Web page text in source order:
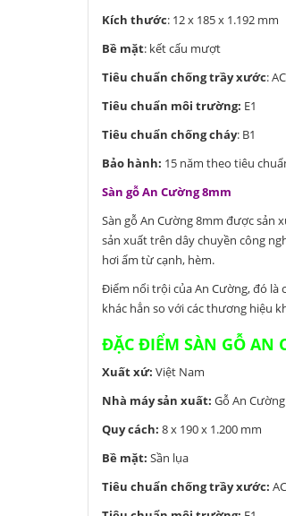
Kích thước: 12 x 185 x 1.192 mm
Bề mặt: kết cấu mượt
Tiêu chuẩn chống trầy xước:
Tiêu chuẩn môi trường: E1
Tiêu chuẩn chống cháy: B1
Bảo hành: 15 năm theo tiêu
Sàn gỗ An Cường 8mm
Sàn gỗ An Cường 8mm được sản
sản xuất trên dây chuyền công
hơi ẩm từ cạnh, hèm.
Điểm nổi trội của An Cường, đó là
khác hẳn so với các thương hiệu
ĐẶC ĐIỂM SÀN GỖ AN
Xuất xứ: Việt Nam
Nhà máy sản xuất: Gỗ An Cường
Quy cách: 8 x 190 x 1.200 mm
Bề mặt: Sần lụa
Tiêu chuẩn chống trầy xước: